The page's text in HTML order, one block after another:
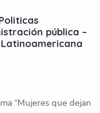
pública –
“Mujeres que dejan